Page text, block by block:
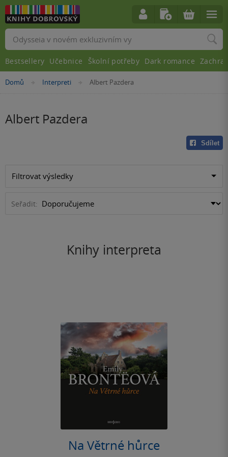
Nacházíte
Domů »
Interpreti »Albert Pazdera
Albert Pazdera
Sdílet
Filtrovat výsledky
Seřadit:
Knihy interpreta
Na Větrné hůrce
Vyhledávání
Bestsellery Učebnice Školní potřeby Dark romance